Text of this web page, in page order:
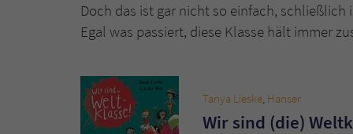
Doch das ist gar nicht so einfach, schließlich
Egal was passiert, diese Klasse hält immer
Tanya Lieske, Hanser
Wir sind (die)